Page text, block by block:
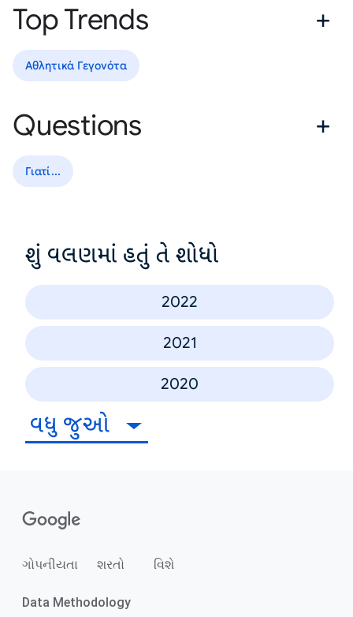
Top Trends
Αθλητικά Γεγονότα
Questions
Γιατί...
શું વલણમાં હતું તે શોધો
2022
2021
2020
વધુ જુઓ
ગોપનીયતા શરતો વિશે
Data Methodology